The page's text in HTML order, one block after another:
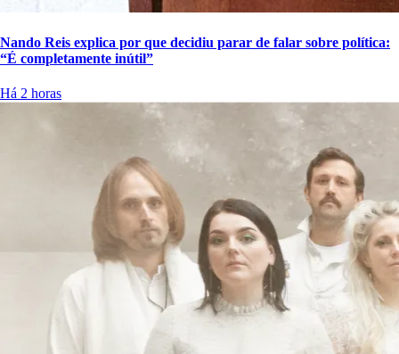
Nando Reis explica por que decidiu parar de falar sobre política:
“É completamente inútil”
Há 2 horas